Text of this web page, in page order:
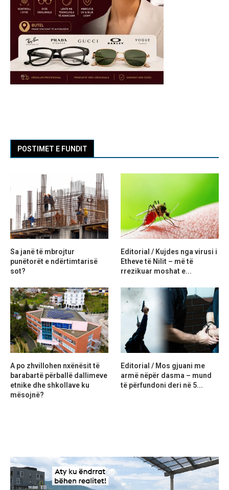
POSTIMET E FUNDIT
Sa janë të mbrojtur
punëtorët e ndërtimtarisë
sot?
Editorial / Kujdes nga virusi i
Etheve të Nilit – më të
rrezikuar moshat e...
A po zhvillohen nxënësit të
barabartë përballë dallimeve
etnike dhe shkollave ku
mësojnë?
Editorial / Mos gjuani me
armë nëpër dasma – mund
të përfundoni deri në 5...